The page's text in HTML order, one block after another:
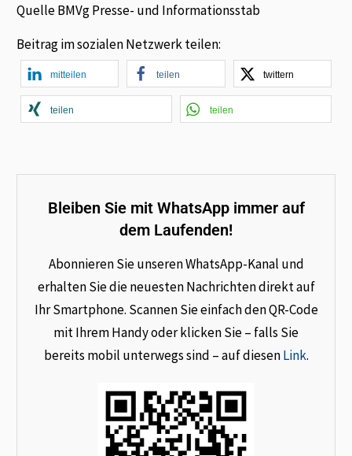
Quelle BMVg Presse- und Informationsstab
Beitrag im sozialen Netzwerk teilen:
mitteilen teilen twittern
teilen teilen
Bleiben Sie mit WhatsApp immer auf
dem Laufenden!
Abonnieren Sie unseren WhatsApp-Kanal und
erhalten Sie die neuesten Nachrichten direkt auf
Ihr Smartphone. Scannen Sie einfach den QR-Code
mit Ihrem Handy oder klicken Sie – falls Sie
bereits mobil unterwegs sind – auf diesenLink.